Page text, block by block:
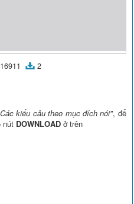
16911 2
kiểu câu theo mục đích nói", để
nút DOWNLOAD ở trên